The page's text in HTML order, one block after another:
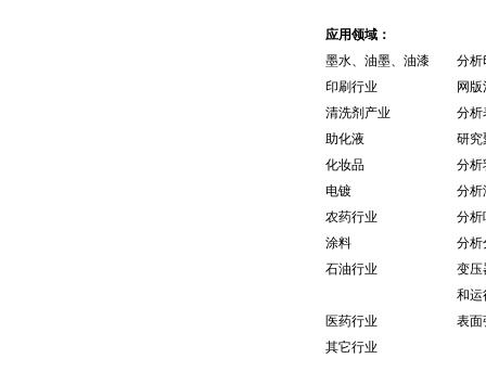
应用领域：
墨水、油墨、油漆
分析
印刷行业
网
清洗剂产业
分析
助化液
研究
化妆品
分析
电镀
分析
农药行业
分析
涂料
分析
石油行业
变压
和运
医药行业
表面
其它行业